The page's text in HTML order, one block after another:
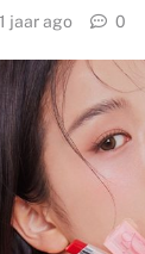
1 jaar ago 0